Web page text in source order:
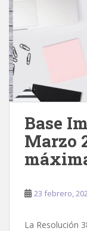
Base
Marzo
23 febrero,
La Resolución